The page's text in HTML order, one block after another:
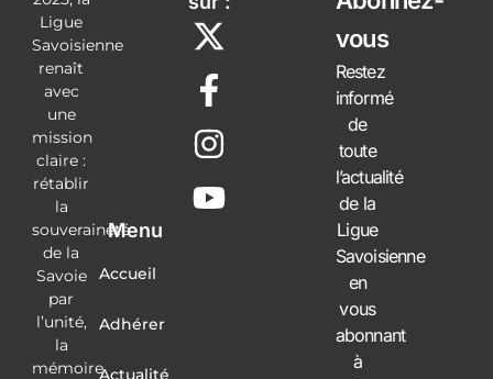
Ligue
Savoisienne
renaît
avec
une
mission
claire :
rétablir
la
souveraineté
de la
Savoie
par
l’unité,
la
mémoire
Menu
Accueil
Adhérer
Actualité
vous
Restez
informé
de
toute
l’actualité
de la
Ligue
Savoisienne
en
vous
abonnant
à